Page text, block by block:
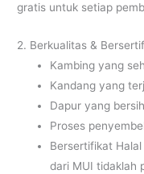
gratis untuk setiap
2. Berkualitas &
Kambing yang
Kandang yang
Dapur yang
Proses
Bersertifikat
dari MUI tidaklah